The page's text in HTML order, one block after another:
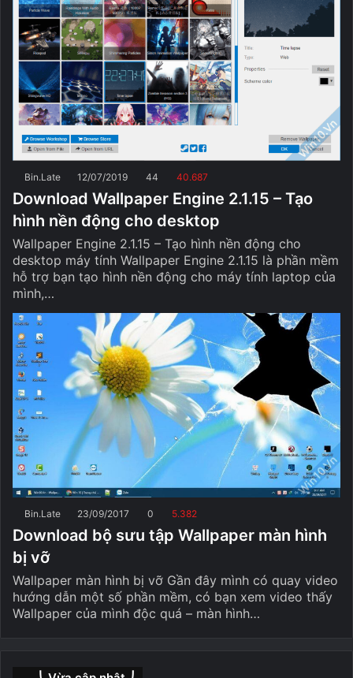
Bin.Late 12/07/2019 44 40.687
Download Wallpaper Engine 2.1.15 – Tạo
hình nền động cho desktop
Wallpaper Engine 2.1.15 – Tạo hình nền động cho
desktop máy tính Wallpaper Engine 2.1.15 là phần mềm
hỗ trợ bạn tạo hình nền động cho máy tính laptop của
mình,…
Bin.Late 23/09/2017 0 5.382
Download bộ sưu tập Wallpaper màn hình
bị vỡ
Wallpaper màn hình bị vỡ Gần đây mình có quay video
hướng dẫn một số phần mềm, có bạn xem video thấy
Wallpaper của mình độc quá – màn hình…